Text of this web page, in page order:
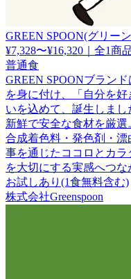
GREEN SPOON(グリー
¥7,328〜¥16,320
全1商
普通食
GREEN SPOONブラン
を身に付け、「自分を
いを込めて、誕生しま
新鮮で安全な食材を厳選
合成着色料・発色剤・
事を通じたココロとカ
を大切にする実感へつな
お試しあり(1食無料含む)
株式会社Greenspoon